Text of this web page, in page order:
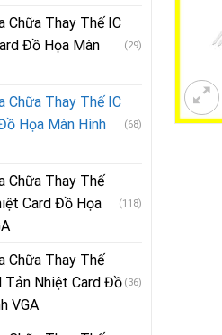
Chữa Thay Thế IC
Đồ Họa Màn
(29)
Chữa Thay Thế IC
Họa Màn Hình
(68)
Chữa Thay Thế
Card Đồ Họa
(118)
Chữa Thay Thế
Tản Nhiệt Card Đồ
VGA
(36)